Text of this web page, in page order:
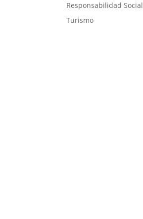
Responsabilidad Social
Turismo